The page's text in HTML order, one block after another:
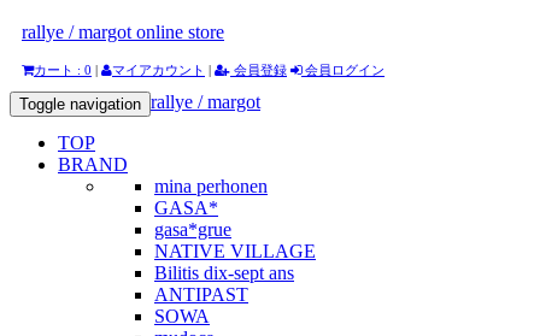
rallye / margot online store
カート : 0 | マイアカウント | 会員登録 会員ログイン
rallye / margot
Toggle navigation
TOP
BRAND
mina perhonen
GASA*
gasa*grue
NATIVE VILLAGE
Bilitis dix-sept ans
ANTIPAST
SOWA